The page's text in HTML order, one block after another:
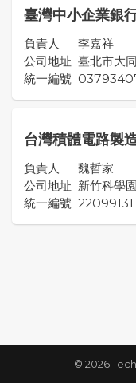
臺灣中小企業銀
負責人
李嘉祥
公司地址 臺北市大
統一編號
台灣積體電路製
負責人
魏哲家
公司地址 新竹科學
統一編號 22099131
© 2026